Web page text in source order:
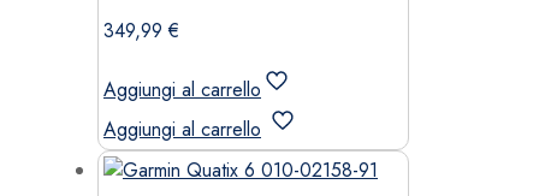
349,99€
Aggiungi al carrello
Aggiungi al carrello